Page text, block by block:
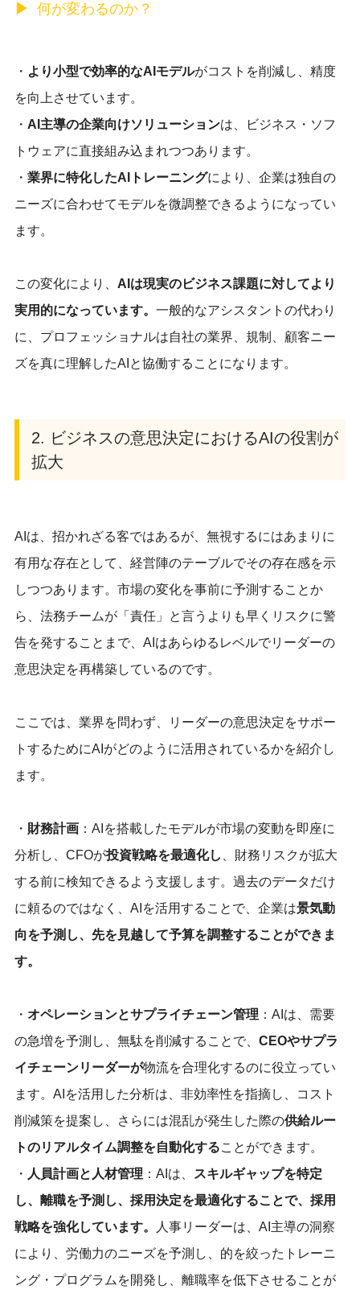
何が変わるのか？
・ より小型で効率的なAIモデルがコストを削減し、精度
を向上させています。
・ AI主導の企業向けソリューションは、ビジネス・ソフ
トウェアに直接組み込まれつつあります。
・ 業界に特化したAIトレーニングにより、企業は独自の
ニーズに合わせてモデルを微調整できるようになってい
ます。
この変化により、 AIは現実のビジネス課題に対してより
実用的になっています。 一般的なアシスタントの代わり
に、プロフェッショナルは自社の業界、規制、顧客ニー
ズを真に理解したAIと協働することになります。
2. ビジネスの意思決定におけるAIの役割が
拡大
AIは、招かれざる客ではあるが、無視するにはあまりに
有用な存在として、経営陣のテーブルでその存在感を示
しつつあります。市場の変化を事前に予測することか
ら、法務チームが「責任」と言うよりも早くリスクに警
告を発することまで、AIはあらゆるレベルでリーダーの
意思決定を再構築しているのです。
ここでは、業界を問わず、リーダーの意思決定をサポー
トするためにAIがどのように活用されているかを紹介し
ます。
・ 財務計画：AIを搭載したモデルが市場の変動を即座に
分析し、CFOが投資戦略を最適化し 、財務リスクが拡大
する前に検知できるよう支援します。過去のデータだけ
に頼るのではなく、AIを活用することで、企業は景気動
向を予測し、先を見越して予算を調整することができま
す。
・ オペレーションとサプライチェーン管理 ：AIは、需要
の急増を予測し、無駄を削減することで、 CEOやサプラ
イチェーンリーダーが物流を合理化するのに役立ってい
ます。AIを活用した分析は、非効率性を指摘し、コスト
削減策を提案し、さらには混乱が発生した際の供給ルー
トのリアルタイム調整を自動化することができます。
・ 人員計画と人材管理 ：AIは、 スキルギャップを特定
し、離職を予測し、採用決定を最適化することで、採用
戦略を強化しています。
人事リーダーは、AI主導の洞察
により、労働力のニーズを予測し、的を絞ったトレーニ
ング・プログラムを開発し、離職率を低下させることが